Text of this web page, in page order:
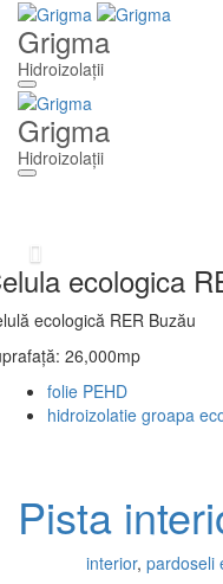
Grigma
Hidroizolații
Toggle
navigation
Grigma
Hidroizolații
Toggle
Previous
ecologica
ecologică RER Buzău
26,000mp
folie PEHD
hidroizolatie groapa
Pista
interior, pardoseli